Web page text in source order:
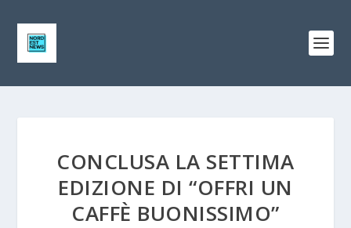
CONCLUSA LA SETTIMA
EDIZIONE DI “OFFRI UN
CAFFÈ BUONISSIMO”